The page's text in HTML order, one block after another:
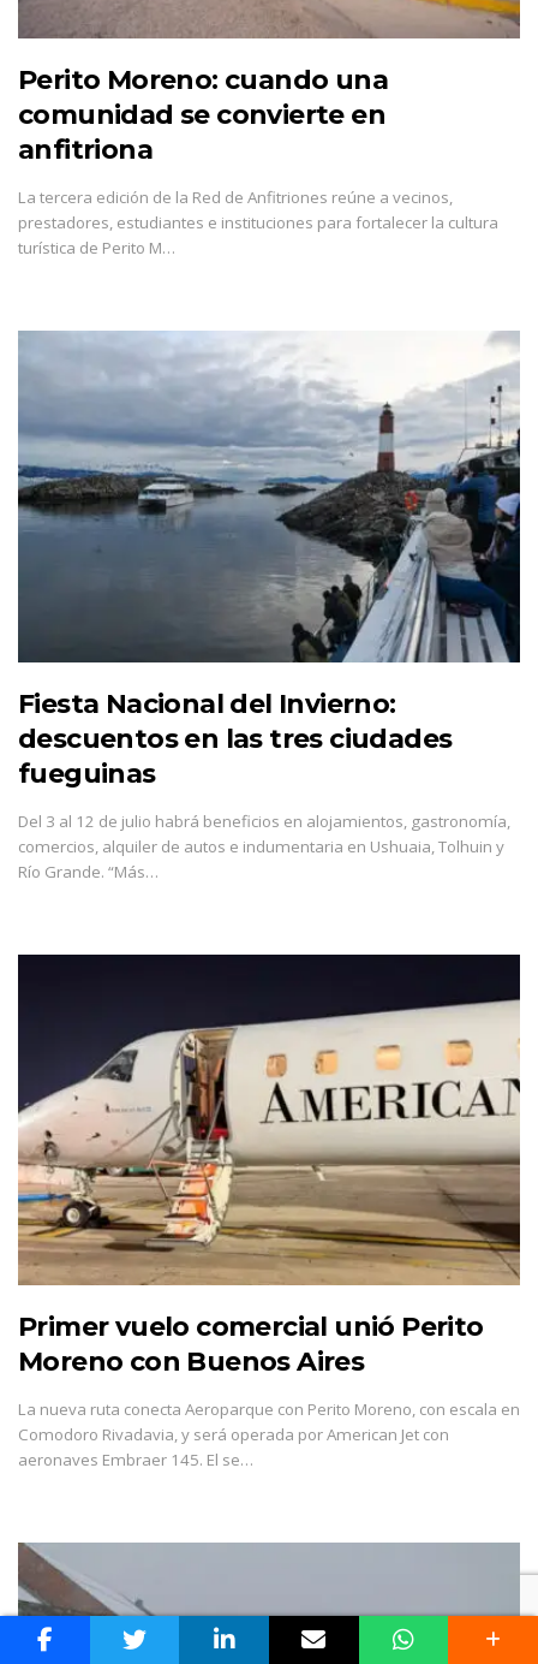
Perito Moreno: cuando una
comunidad se convierte en
anfitriona
La tercera edición de la Red de Anfitriones reúne a vecinos,
prestadores, estudiantes e instituciones para fortalecer la cultura
turística de Perito M…
Fiesta Nacional del Invierno:
descuentos en las tres ciudades
fueguinas
Del 3 al 12 de julio habrá beneficios en alojamientos, gastronomía,
comercios, alquiler de autos e indumentaria en Ushuaia, Tolhuin y
Río Grande. “Más…
Primer vuelo comercial unió Perito
Moreno con Buenos Aires
La nueva ruta conecta Aeroparque con Perito Moreno, con escala en
Comodoro Rivadavia, y será operada por American Jet con
aeronaves Embraer 145. El se…